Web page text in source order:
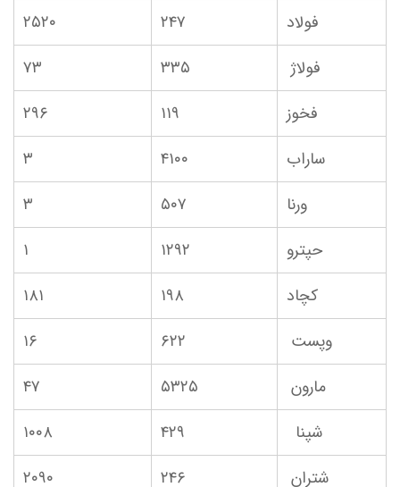
فولاد
۲۴۷
۲۵۲۰
فولاژ
۳۳۵
۷۳
فخوز
۱۱۹
۲۹۶
ساراب
۴۱۰۰
۳
ورنا
۵۰۷
۳
حپترو
۱۲۹۲
۱
کچاد
۱۹۸
۱۸۱
وپست
۶۲۲
۱۶
مارون
۵۳۲۵
۴۷
شپنا
۴۲۹
۱۰۰۸
شتران
۲۴۶ ۲۰۹۰